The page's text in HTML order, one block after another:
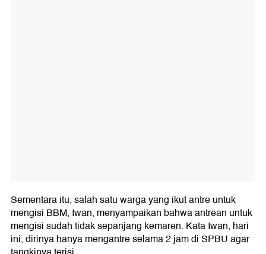
Sementara itu, salah satu warga yang ikut antre untuk
mengisi BBM, Iwan, menyampaikan bahwa antrean untuk
mengisi sudah tidak sepanjang kemaren. Kata Iwan, hari
ini, dirinya hanya mengantre selama 2 jam di SPBU agar